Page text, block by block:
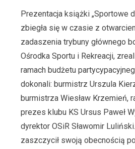
Prezentacja książki „Sportowe
zbiegła się w czasie z
zadaszenia trybuny głównego
Ośrodka Sportu i Rekreacji,
ramach budżetu
dokonali: burmistrz Urszula
burmistrza Wiesław Krzemień,
prezes klubu KS Ursus Paweł
dyrektor OSiR Sławomir
zaszczycił swoją obecnością